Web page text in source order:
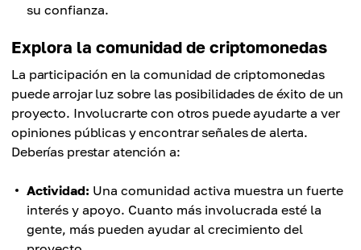
su confianza.
Explora la comunidad de criptomonedas
La participación en la comunidad de criptomonedas
puede arrojar luz sobre las posibilidades de éxito de un
proyecto. Involucrarte con otros puede ayudarte a ver
opiniones públicas y encontrar señales de alerta.
Deberías prestar atención a:
Actividad: Una comunidad activa muestra un fuerte
interés y apoyo. Cuanto más involucrada esté la
gente, más pueden ayudar al crecimiento del